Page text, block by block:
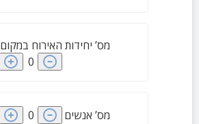
מס’ יחידות האירוח במקום
0
מס’ אנשים 0